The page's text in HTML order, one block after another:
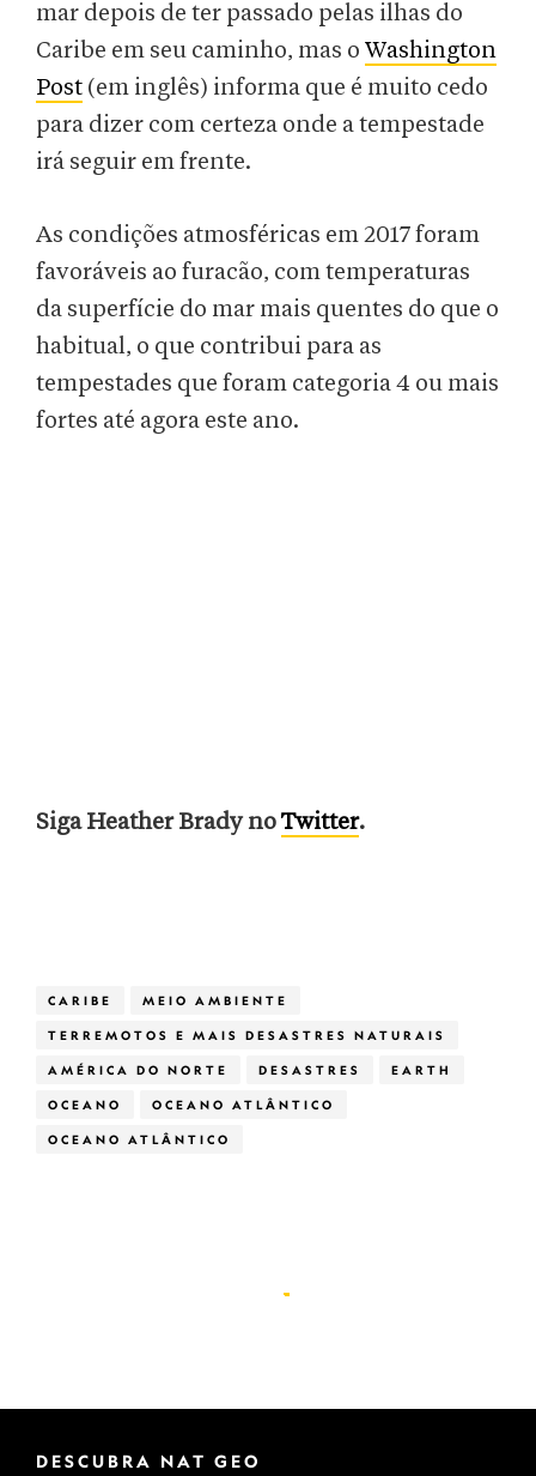
mar depois de ter passado pelas ilhas do
Caribe em seu caminho, mas o Washington
Post (em inglês) informa que é muito cedo
para dizer com certeza onde a tempestade
irá seguir em frente.
As condições atmosféricas em 2017 foram
favoráveis ​​ao furacão, com temperaturas
da superfície do mar mais quentes do que o
habitual, o que contribui para as
tempestades que foram categoria 4 ou mais
fortes até agora este ano.
Siga Heather Brady noTwitter.
CARIBE MEIO AMBIENTE
TERREMOTOS E MAIS DESASTRES NATURAIS
AMÉRICA DO NORTE DESASTRES EARTH
OCEANO OCEANO ATLÂNTICO
OCEANO ATLÂNTICO
DESCUBRA NAT GEO